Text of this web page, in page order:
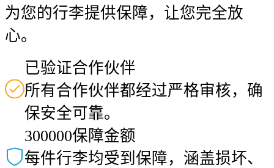
为您的行李提供保障，让您完全放
心。
已验证合作伙伴
所有合作伙伴都经过严格审核，确
保安全可靠。
300000保障金额
每件行李均受到保障，涵盖损坏、